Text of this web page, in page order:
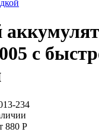
с
234
880 Р